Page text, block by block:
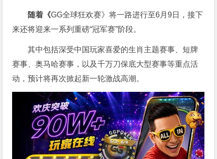
随着《GG全球狂欢赛》将一路进行至6月9日，接下
来还将迎来一系列重磅“冠军赛”阶段。
其中包括深受中国玩家喜爱的生肖主题赛事、短牌
赛事、奥马哈赛事，以及千万刀保底大型赛事等重点活
动，预计将再次掀起新一轮激战高潮。